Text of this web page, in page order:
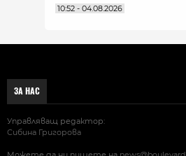
10:52 - 04.08.2026
ЗА НАС
Управляващ редактор:
Сибина Григорова